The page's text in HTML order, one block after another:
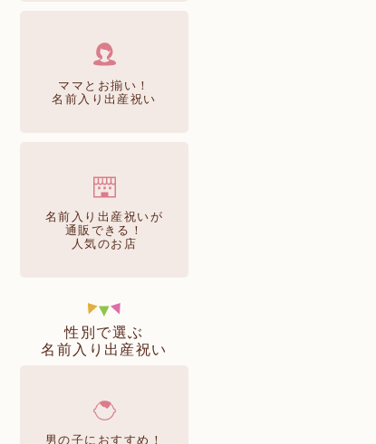
ママとお揃い！
名前入り出産祝い
名前入り出産祝いが
通販できる！
人気のお店
性別で選ぶ
名前入り出産祝い
男の子におすすめ！